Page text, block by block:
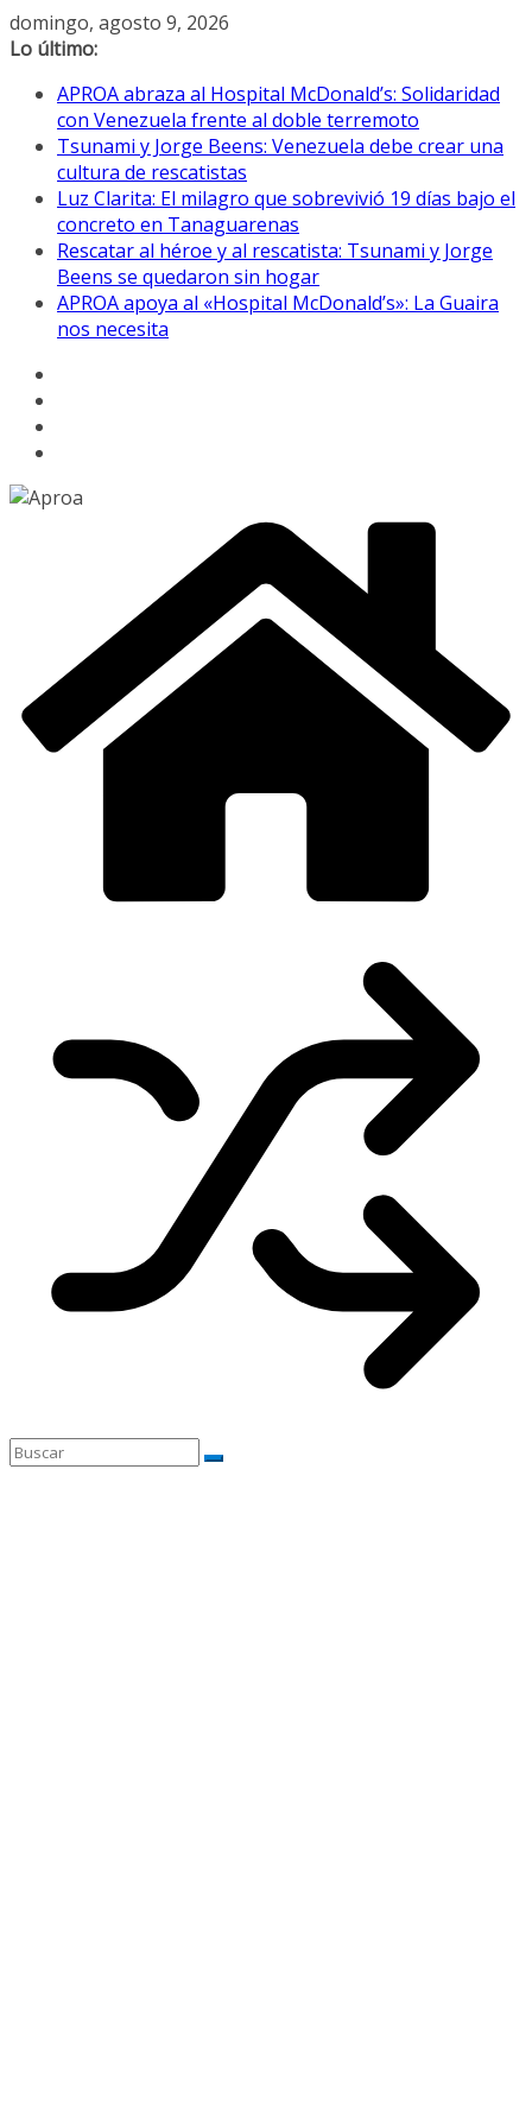
Saltar
al
domingo, agosto 9, 2026
Lo último:
APROA abraza al Hospital McDonald’s: Solidaridad
con Venezuela frente al doble terremoto
Tsunami y Jorge Beens: Venezuela debe crear una
cultura de rescatistas
Luz Clarita: El milagro que sobrevivió 19 días bajo el
concreto en Tanaguarenas
Rescatar al héroe y al rescatista: Tsunami y Jorge
Beens se quedaron sin hogar
APROA apoya al «Hospital McDonald’s»: La Guaira
nos necesita